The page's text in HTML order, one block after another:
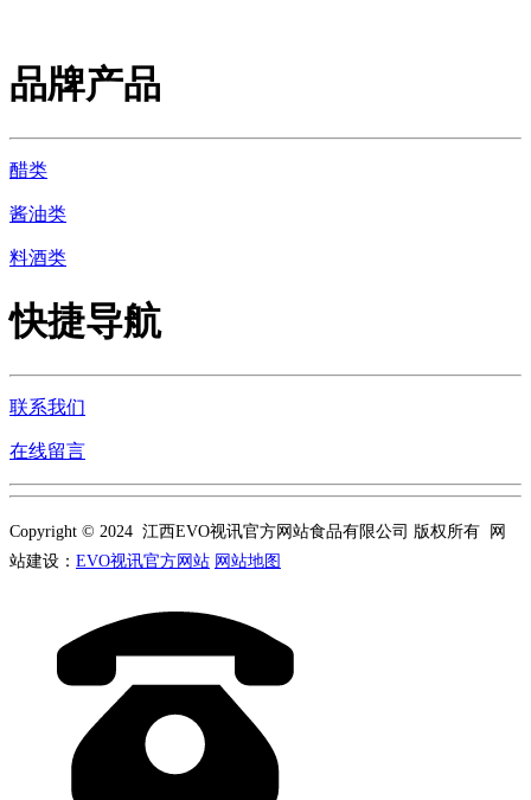
品牌产品
醋类
酱油类
料酒类
快捷导航
联系我们
在线留言
Copyright © 2024 江西EVO视讯官方网站食品有限公司 版权所有 网
站建设： EVO视讯官方网站 网站地图